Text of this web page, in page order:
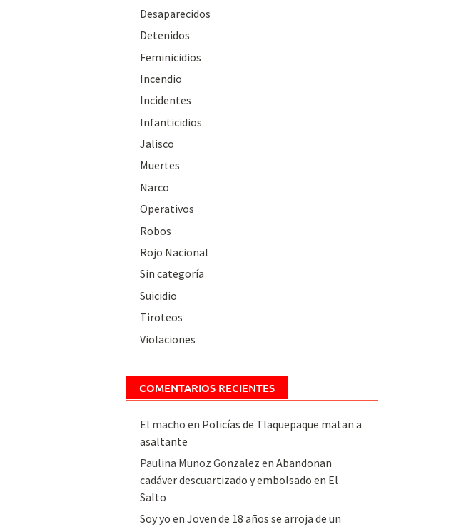
Desaparecidos
Detenidos
Feminicidios
Incendio
Incidentes
Infanticidios
Jalisco
Muertes
Narco
Operativos
Robos
Rojo Nacional
Sin categoría
Suicidio
Tiroteos
Violaciones
COMENTARIOS RECIENTES
El macho en Policías de Tlaquepaque matan a
asaltante
Paulina Munoz Gonzalez en Abandonan
cadáver descuartizado y embolsado en El
Salto
Soy yo en Joven de 18 años se arroja de un